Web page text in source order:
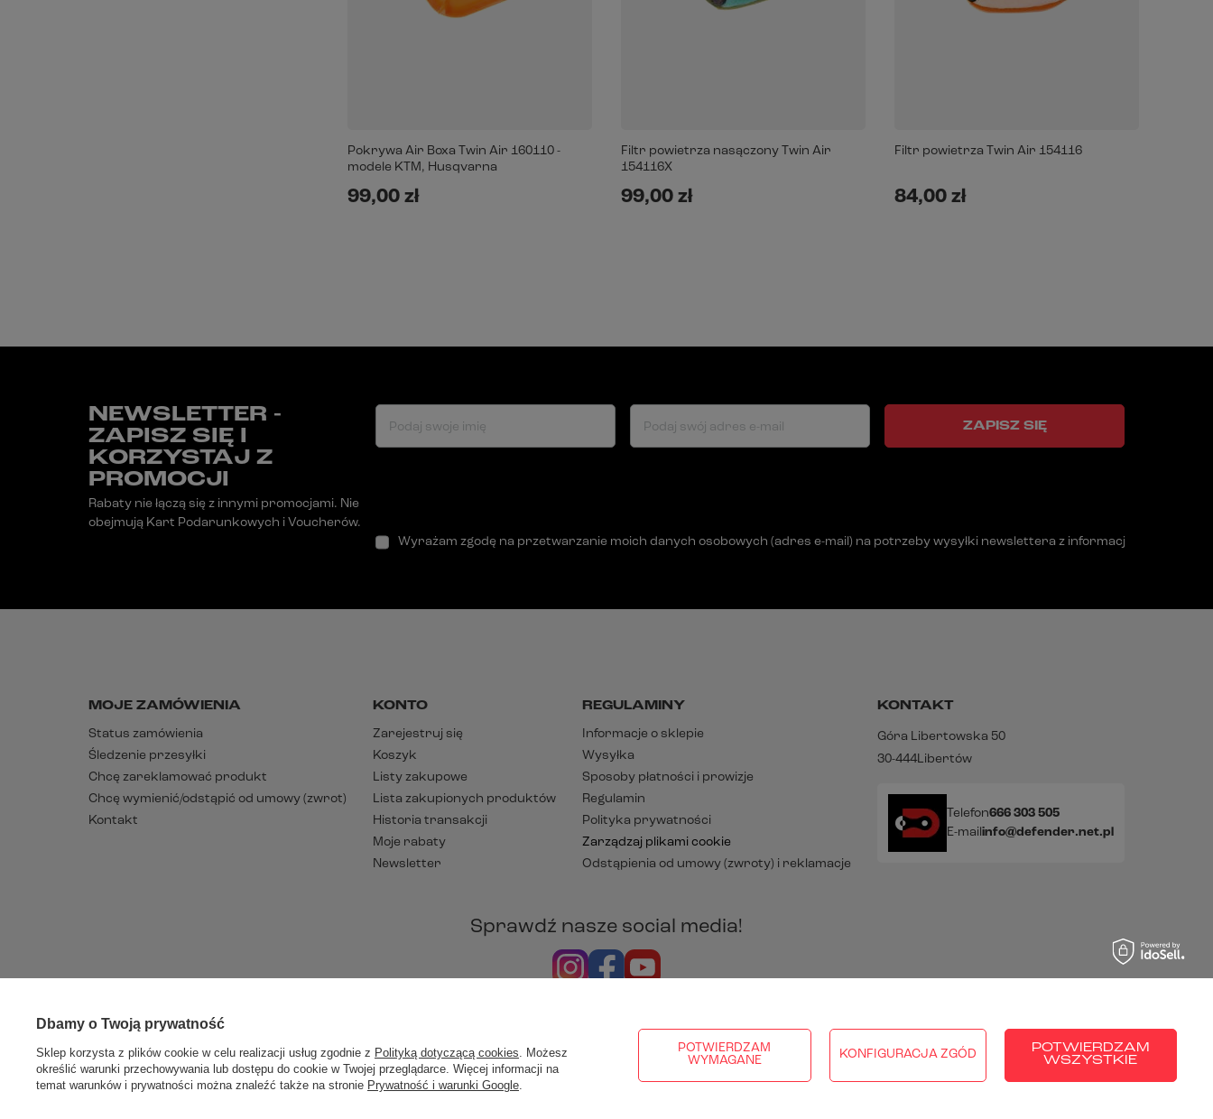
Pokrywa Air Boxa Twin Air 160110 -
modele KTM, Husqvarna
99,00 zł
Filtr powietrza nasączony Twin Air
154116X
99,00 zł
Filtr powietrza Twin Air 154116
84,00 zł
NEWSLETTER -
ZAPISZ SIĘ I
KORZYSTAJ Z
PROMOCJI
Rabaty nie łączą się z innymi promocjami. Nie
obejmują Kart Podarunkowych i Voucherów.
Podaj swoje imię Podaj swój adres e-mail
Wyrażam zgodę na przetwarzanie moich danych osobowych (adres e-mail) na potrzeby wysyłki newslettera z informacją handlową
ZAPISZ SIĘ
MOJE ZAMÓWIENIA
Status zamówienia
Śledzenie przesyłki
Chcę zareklamować produkt
Chcę wymienić/odstąpić od umowy (zwrot)
Kontakt
KONTO
Zarejestruj się
Koszyk
Listy zakupowe
Lista zakupionych produktów
Historia transakcji
Moje rabaty
Newsletter
REGULAMINY
Informacje o sklepie
Wysyłka
Sposoby płatności i prowizje
Regulamin
Polityka prywatności
Zarządzaj plikami cookie
Odstąpienia od umowy (zwroty) i reklamacje
KONTAKT
Góra Libertowska 50
30-444Libertów
Telefon666 303 505
E-mailinfo@defender.net.pl
Sprawdź nasze social media!
Dbamy o Twoją prywatność
Sklep korzysta z plików cookie w celu realizacji usług zgodnie z Polityką dotyczącą cookies . Możesz
określić warunki przechowywania lub dostępu do cookie w Twojej przeglądarce. Więcej informacji na
temat warunków i prywatności można znaleźć także na stronie Prywatność i warunki Google
POTWIERDZAM
WYMAGANE
KONFIGURACJA ZGÓD
POTWIERDZAM
WSZYSTKIE